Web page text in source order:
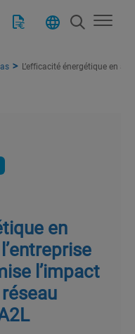
L’efficacité énergétique en
en
l’impact